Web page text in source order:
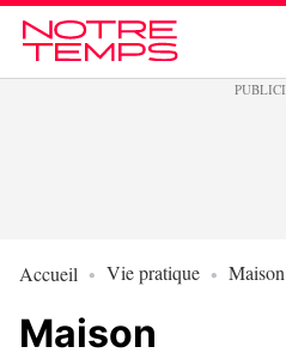
Accueil Vie pratique Maison
Maison